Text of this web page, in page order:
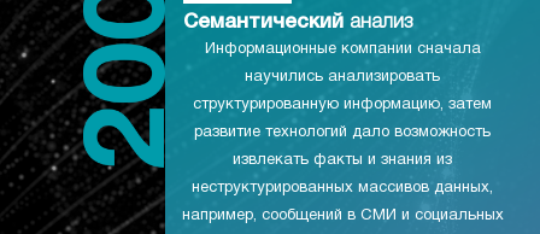
Семантический анализ
Информационные компании сначала
научились анализировать
структурированную информацию, затем
развитие технологий дало возможность
извлекать факты и знания из
неструктурированных массивов данных,
например, сообщений в СМИ и социальных